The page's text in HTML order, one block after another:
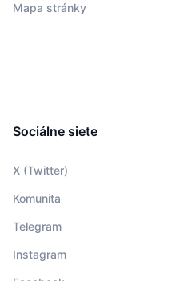
Mapa stránky
Sociálne siete
X (Twitter)
Komunita
Telegram
Instagram